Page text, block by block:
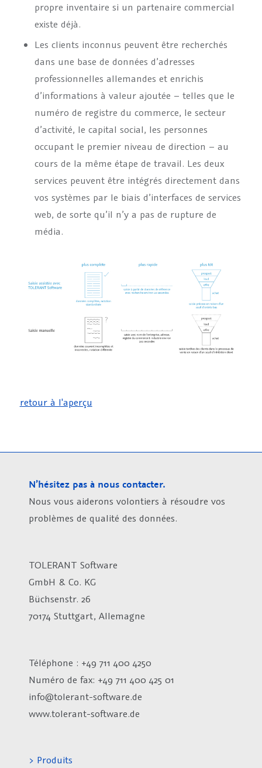
propre inventaire si un partenaire commercial
existe déjà.
Les clients inconnus peuvent être recherchés
dans une base de données d’adresses
professionnelles allemandes et enrichis
d’informations à valeur ajoutée – telles que le
numéro de registre du commerce, le secteur
d’activité, le capital social, les personnes
occupant le premier niveau de direction – au
cours de la même étape de travail. Les deux
services peuvent être intégrés directement dans
vos systèmes par le biais d’interfaces de services
web, de sorte qu’il n’y a pas de rupture de
média.
retour à l'aperçu
N’hésitez pas à nous contacter.
Nous vous aiderons volontiers à résoudre vos
problèmes de qualité des données.
TOLERANT Software
GmbH & Co. KG
Büchsenstr. 26
70174 Stuttgart, Allemagne
Téléphone : +49 711 400 4250
Numéro de fax: +49 711 400 425 01
info@tolerant-software.de
www.tolerant-software.de
> Produits